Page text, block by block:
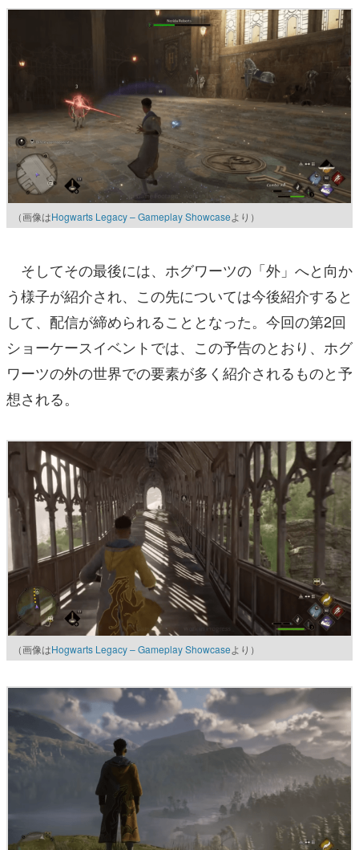
（画像はHogwarts Legacy – Gameplay Showcaseより）
そしてその最後には、ホグワーツの「外」へと向か
う様子が紹介され、この先については今後紹介すると
して、配信が締められることとなった。今回の第2回
ショーケースイベントでは、この予告のとおり、ホグ
ワーツの外の世界での要素が多く紹介されるものと予
想される。
（画像はHogwarts Legacy – Gameplay Showcaseより）